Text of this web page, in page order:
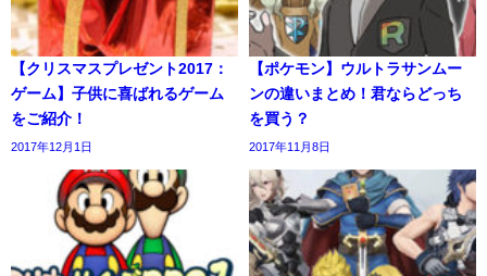
【クリスマスプレゼント2017：
ゲーム】子供に喜ばれるゲーム
をご紹介！
2017年12月1日
【ポケモン】ウルトラサンムー
ンの違いまとめ！君ならどっち
を買う？
2017年11月8日